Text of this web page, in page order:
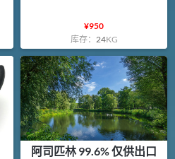
¥950
库存： 24KG
阿司匹林 99.6% 仅供出口